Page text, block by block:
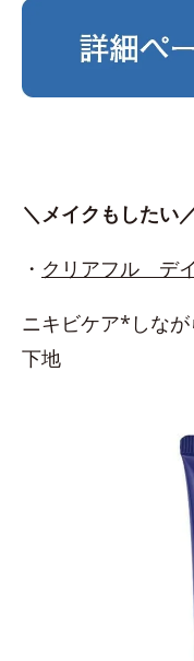
＼メイクもしたい
・ クリアフル デ
ニキビケア*しな
下地